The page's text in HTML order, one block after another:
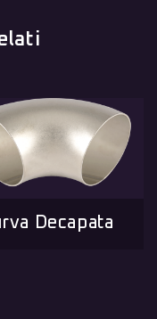
Decapata